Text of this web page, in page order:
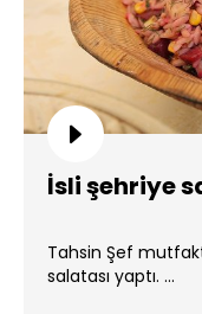
İsli şehriye
Tahsin Şef
salatası yaptı. ...